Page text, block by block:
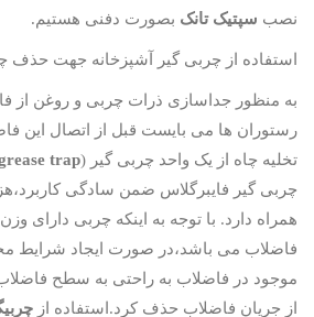
نصب سپتیک تانک بصورت دفنی هستیم.
استفاده از چربی گیر آشپزخانه جهت حذف
به منظور جداسازی ذرات چربی و روغن از
رستوران ها می بایست قبل از اتصال این
تخلیه چاه از یک واحد چربی گیر (trap
چربی گیر فایبرگلاس ضمن سادگی
همراه دارد. با توجه به اینکه چربی دارای
فاضلاب می باشد،در صورت ایجاد شرایط
موجود در فاضلاب به راحتی به سطح فاضلاب
از جریان فاضلاب حذف کرد.استفاده از